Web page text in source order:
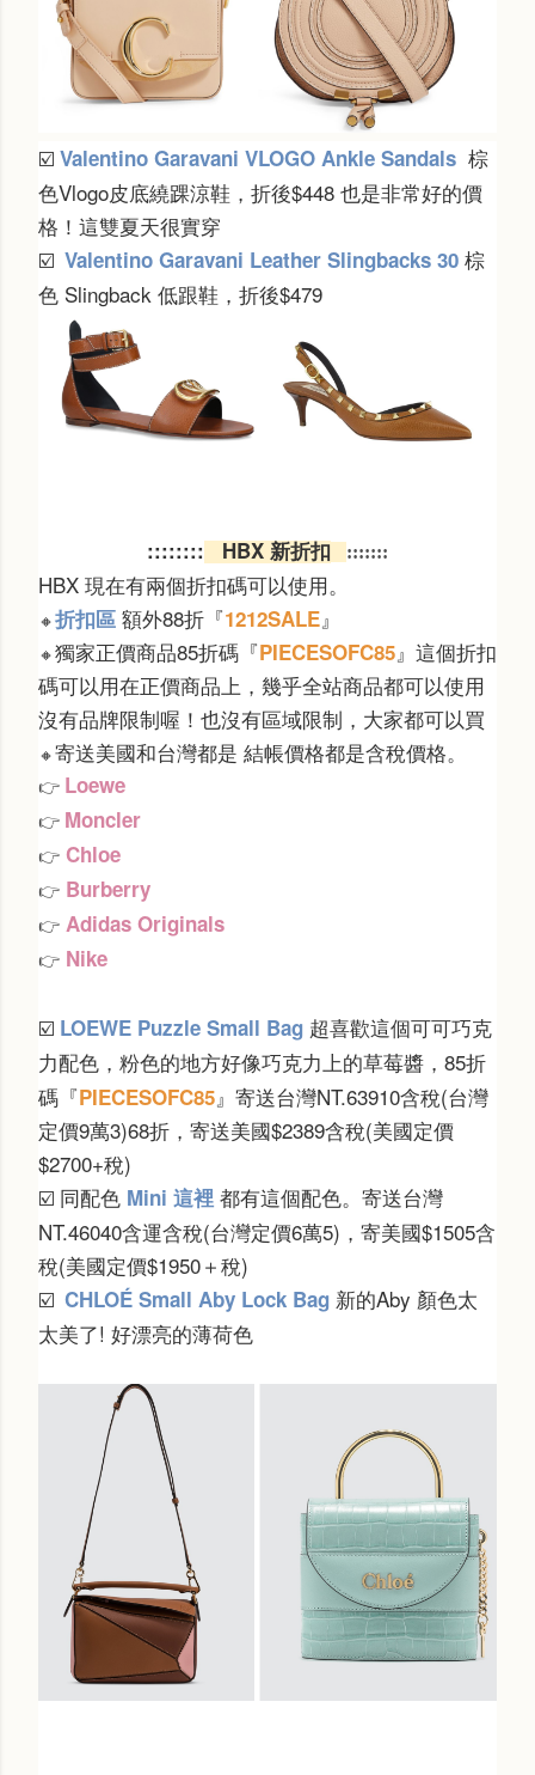
☑️ Valentino Garavani VLOGO Ankle Sandals 棕
色Vlogo皮底繞踝涼鞋，折後$448 也是非常好的價
格！這雙夏天很實穿
☑️ Valentino Garavani Leather Slingbacks 30 棕
色 Slingback 低跟鞋，折後$479
::::::::HBX 新折扣 :::::::
HBX 現在有兩個折扣碼可以使用。
🔸 折扣區 額外88折 『1212SALE』
🔸 獨家正價商品85折碼『PIECESOFC85』這個折扣
碼可以用在正價商品上，幾乎全站商品都可以使用
沒有品牌限制喔！也沒有區域限制，大家都可以買
🔸 寄送美國和台灣都是 結帳價格都是含稅價格。
👉 Loewe
👉 Moncler
👉 Chloe
👉 Burberry
👉 Adidas Originals
👉 Nike
☑️ LOEWE Puzzle Small Bag 超喜歡這個可可巧克
力配色，粉色的地方好像巧克力上的草莓醬， 85折
碼『PIECESOFC85』寄送台灣NT.63910含稅(台灣
定價9萬3)68折 ，寄送美國$2389含稅(美國定價
$2700+稅)
☑️ 同配色 Mini 這裡 都有這個配色。寄送台灣
NT.46040含運含稅(台灣定價6萬5)，寄美國$1505含
稅(美國定價$1950＋稅)
☑️ CHLOÉ Small Aby Lock Bag 新的Aby 顏色太
太美了! 好漂亮的薄荷色